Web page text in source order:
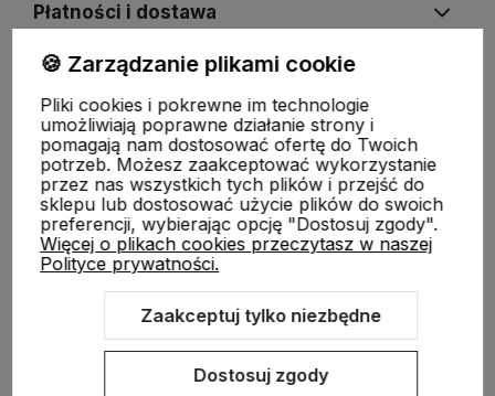
Płatności i dostawa
O nas
Sklep internetowy Shoper.pl Szablon Shoper Modern 3.0™
🍪 Zarządzanie plikami cookie
Pliki cookies i pokrewne im technologie
umożliwiają poprawne działanie strony i
pomagają nam dostosować ofertę do Twoich
potrzeb. Możesz zaakceptować wykorzystanie
przez nas wszystkich tych plików i przejść do
sklepu lub dostosować użycie plików do swoich
preferencji, wybierając opcję "Dostosuj zgody".
Więcej o plikach cookies przeczytasz w naszej
Polityce prywatności.
Zaakceptuj tylko niezbędne
Dostosuj zgody